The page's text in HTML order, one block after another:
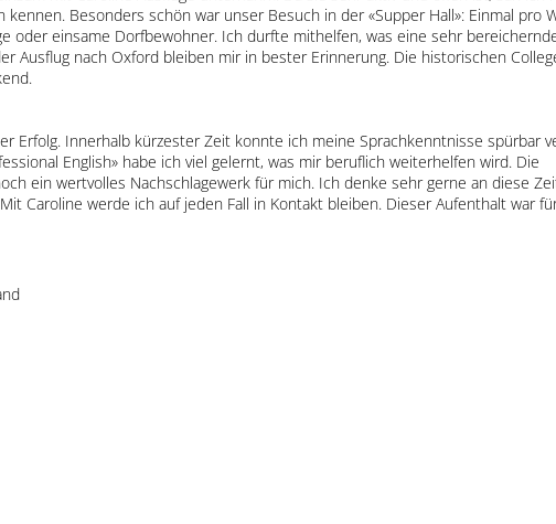
Besonders schön war unser Besuch in der «Supper Hall»: Einmal pro
oder einsame Dorfbewohner. Ich durfte mithelfen, was eine sehr
Ausflug nach Oxford bleiben mir in bester Erinnerung. Die historischen
Erfolg. Innerhalb kürzester Zeit konnte ich meine Sprachkenntnisse spürbar
English» habe ich viel gelernt, was mir beruflich weiterhelfen wird. Die
ein wertvolles Nachschlagewerk für mich. Ich denke sehr gerne an diese
Caroline werde ich auf jeden Fall in Kontakt bleiben. Dieser Aufenthalt war